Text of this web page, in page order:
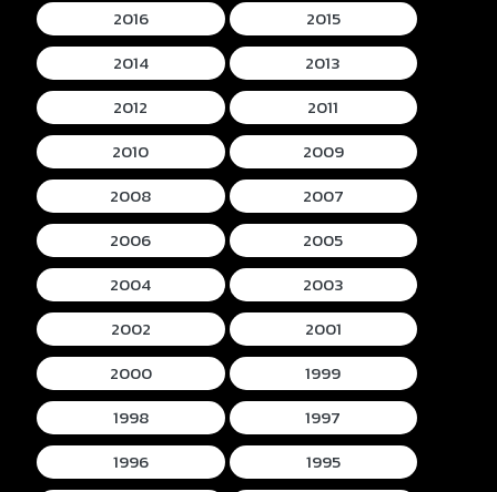
2016
2015
2014
2013
2012
2011
2010
2009
2008
2007
2006
2005
2004
2003
2002
2001
2000
1999
1998
1997
1996
1995